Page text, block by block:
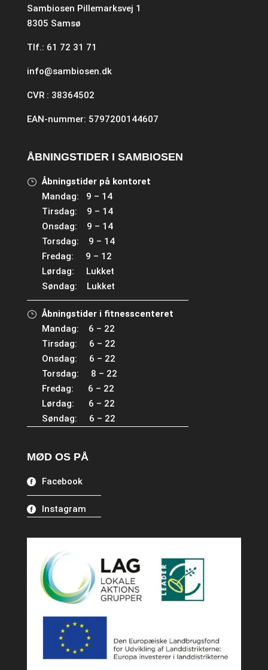
Sambiosen Pillemarksvej 1
8305 Samsø
Tlf.: 61 72 31 71
info@sambiosen.dk
CVR : 38364502
EAN-nummer: 5797200144607
ÅBNINGSTIDER I SAMBIOSEN
Åbningstider på kontoret
Mandag: 9 – 14
Tirsdag: 9 – 14
Onsdag: 9 – 14
Torsdag: 9 – 14
Fredag: 9 – 12
Lørdag: Lukket
Søndag: Lukket
Åbningstider i fitnesscenteret
Mandag: 6 – 22
Tirsdag: 6 – 22
Onsdag: 6 – 22
Torsdag: 8 – 22
Fredag: 6 – 22
Lørdag: 6 – 22
Søndag: 6 – 22
MØD OS PÅ
Facebook
Instagram